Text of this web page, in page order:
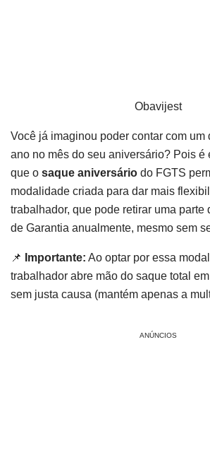
Obavijest
Você já imaginou poder contar com um
ano no mês do seu aniversário? Pois é
que o saque aniversário do FGTS
modalidade criada para dar mais
trabalhador, que pode retirar uma parte
de Garantia anualmente, mesmo sem
📌 Importante: Ao optar por essa
trabalhador abre mão do saque total
sem justa causa (mantém apenas a
ANÚNCIOS